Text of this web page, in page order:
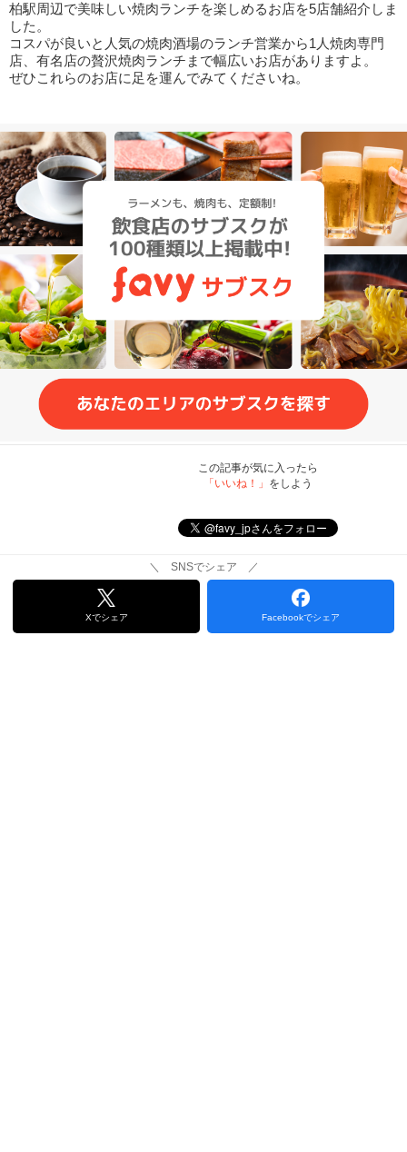
柏駅周辺で美味しい焼肉ランチを楽しめるお店を5店舗紹介しま
した。
コスパが良いと人気の焼肉酒場のランチ営業から1人焼肉専門
店、有名店の贅沢焼肉ランチまで幅広いお店がありますよ。
ぜひこれらのお店に足を運んでみてくださいね。
この記事が気に入ったら
「いいね！」 をしよう
＼ SNSでシェア ／
Xでシェア Facebookでシェア